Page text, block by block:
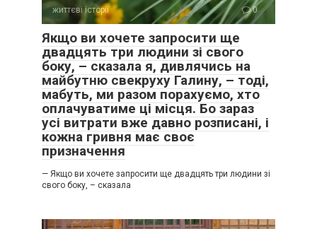
життєві історії 0
Якщо ви хочете запросити ще
двадцять три людини зі свого
боку, – сказала я, дивлячись на
майбутню свекруху Галину, – тоді,
мабуть, ми разом порахуємо, хто
оплачуватиме ці місця. Бо зараз
усі витрати вже давно розписані, і
кожна гривня має своє
призначення
— Якщо ви хочете запросити ще двадцять три людини зі
свого боку, – сказала